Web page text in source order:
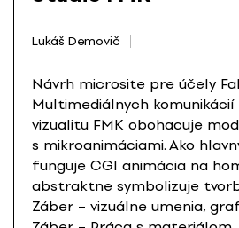
Lukáš Demovič
Návrh microsite pre účely
Multimediálnych komunikácií
vizualitu FMK obohacuje
s mikroanimáciami. Ako
funguje CGI animácia na
abstraktne symbolizuje
Záber – vizuálne umenia,